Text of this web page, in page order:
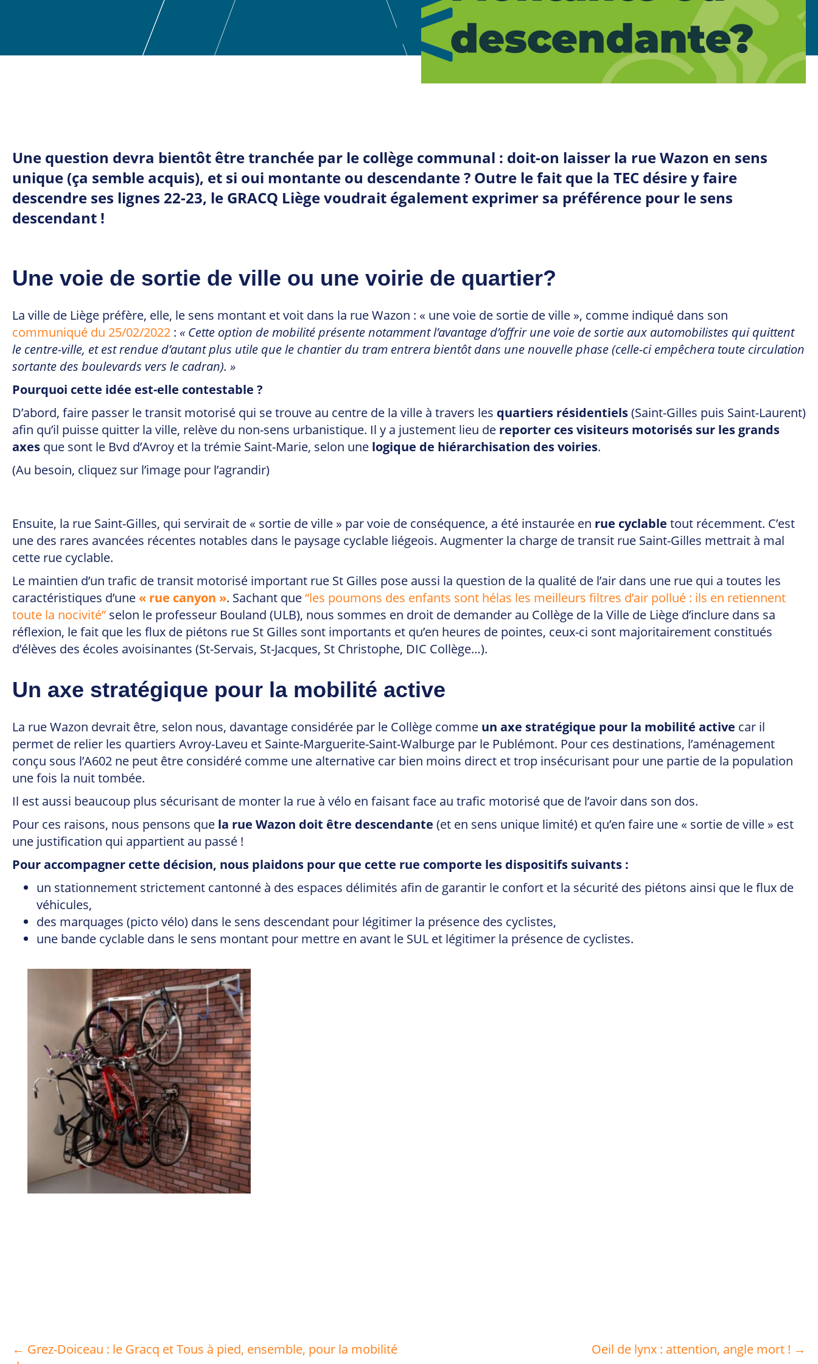
Une question devra bientôt être tranchée par le collège communal : doit-on laisser la rue Wazon en sens
unique (ça semble acquis), et si oui montante ou descendante ? Outre le fait que la TEC désire y faire
descendre ses lignes 22-23, le GRACQ Liège voudrait également exprimer sa préférence pour le sens
descendant !
Une voie de sortie de ville ou une voirie de quartier?
La ville de Liège préfère, elle, le sens montant et voit dans la rue Wazon : « une voie de sortie de ville », comme indiqué dans son
communiqué du 25/02/2022 : « Cette option de mobilité présente notamment l’avantage d’offrir une voie de sortie aux automobilistes qui quittent
le centre-ville, et est rendue d’autant plus utile que le chantier du tram entrera bientôt dans une nouvelle phase (celle-ci empêchera toute circulation
sortante des boulevards vers le cadran). »
Pourquoi cette idée est-elle contestable ?
D’abord, faire passer le transit motorisé qui se trouve au centre de la ville à travers les quartiers résidentiels(Saint-Gilles puis Saint-Laurent)
afin qu’il puisse quitter la ville, relève du non-sens urbanistique. Il y a justement lieu de reporter ces visiteurs motorisés sur les grands
axes que sont le Bvd d’Avroy et la trémie Saint-Marie, selon une logique de hiérarchisation des voiries.
(Au besoin, cliquez sur l’image pour l’agrandir)
Ensuite, la rue Saint-Gilles, qui servirait de « sortie de ville » par voie de conséquence, a été instaurée en rue cyclable tout récemment. C’est
une des rares avancées récentes notables dans le paysage cyclable liégeois. Augmenter la charge de transit rue Saint-Gilles mettrait à mal
cette rue cyclable.
Le maintien d’un trafic de transit motorisé important rue St Gilles pose aussi la question de la qualité de l’air dans une rue qui a toutes les
caractéristiques d’une « rue canyon ». Sachant que“les poumons des enfants sont hélas les meilleurs filtres d’air pollué : ils en retiennent
toute la nocivité” selon le professeur Bouland (ULB), nous sommes en droit de demander au Collège de la Ville de Liège d’inclure dans sa
réflexion, le fait que les flux de piétons rue St Gilles sont importants et qu’en heures de pointes, ceux-ci sont majoritairement constitués
d’élèves des écoles avoisinantes (St-Servais, St-Jacques, St Christophe, DIC Collège…).
Un axe stratégique pour la mobilité active
La rue Wazon devrait être, selon nous, davantage considérée par le Collège comme un axe stratégique pour la mobilité active car il
permet de relier les quartiers Avroy-Laveu et Sainte-Marguerite-Saint-Walburge par le Publémont. Pour ces destinations, l’aménagement
conçu sous l’A602 ne peut être considéré comme une alternative car bien moins direct et trop insécurisant pour une partie de la population
une fois la nuit tombée.
Il est aussi beaucoup plus sécurisant de monter la rue à vélo en faisant face au trafic motorisé que de l’avoir dans son dos.
Pour ces raisons, nous pensons que la rue Wazon doit être descendante (et en sens unique limité) et qu’en faire une « sortie de ville » est
une justification qui appartient au passé !
Pour accompagner cette décision, nous plaidons pour que cette rue comporte les dispositifs suivants :
un stationnement strictement cantonné à des espaces délimités afin de garantir le confort et la sécurité des piétons ainsi que le flux de
véhicules,
des marquages (picto vélo) dans le sens descendant pour légitimer la présence des cyclistes,
une bande cyclable dans le sens montant pour mettre en avant le SUL et légitimer la présence de cyclistes.
← Grez-Doiceau : le Gracq et Tous à pied, ensemble, pour la mobilité
Oeil de lynx : attention, angle mort ! →